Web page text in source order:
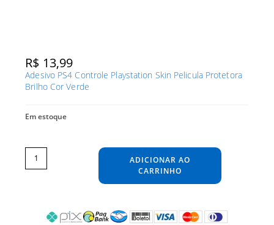
R$ 13,99
Adesivo PS4 Controle Playstation Skin Pelicula Protetora
Brilho Cor Verde
Em estoque
Adesivo
PS4
Controle
Playstation
Pelicula
ADICIONAR AO
CARRINHO